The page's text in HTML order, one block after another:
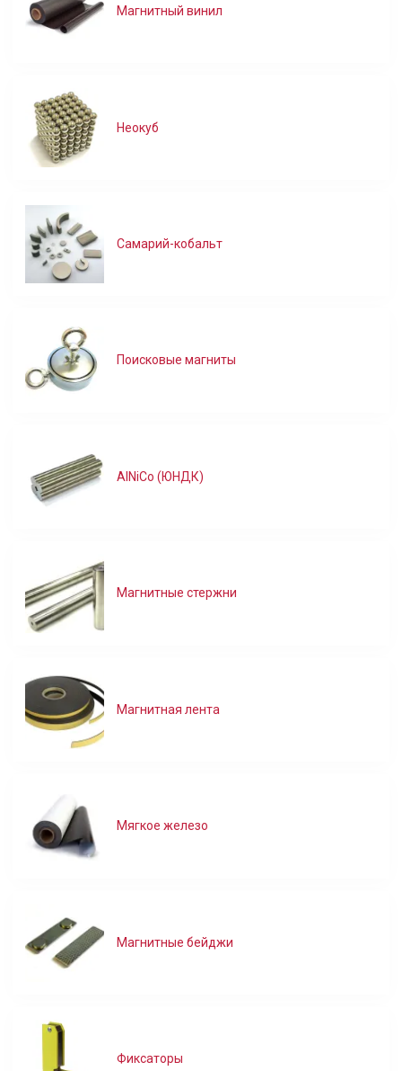
Магнитный винил
Неокуб
Самарий-кобальт
Поисковые магниты
AlNiCo (ЮНДК)
Магнитные стержни
Магнитная лента
Мягкое железо
Магнитные бейджи
Фиксаторы